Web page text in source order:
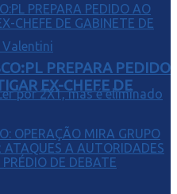
Valentini
PREPARA PEDIDO
EX-CHEFE DE